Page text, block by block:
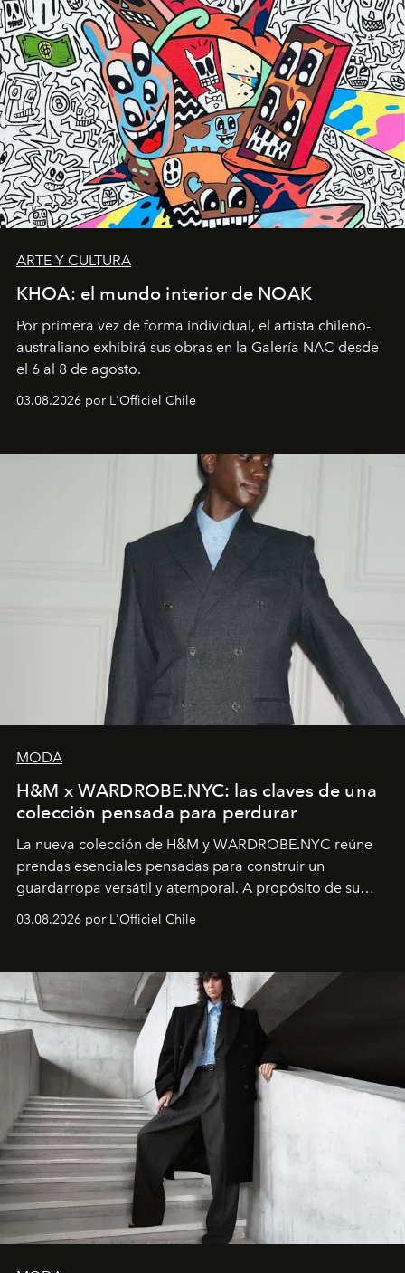
ARTE Y CULTURA
KHOA: el mundo interior de NOAK
Por primera vez de forma individual, el artista chileno-
australiano exhibirá sus obras en la Galería NAC desde
el 6 al 8 de agosto.
03.08.2026 por L'Officiel Chile
MODA
H&M x WARDROBE.NYC: las claves de una
colección pensada para perdurar
La nueva colección de H&M y WARDROBE.NYC reúne
prendas esenciales pensadas para construir un
guardarropa versátil y atemporal. A propósito de su
lanzamiento, los fundadores de la firma neoyorquina y
la asesora creativa y jefa de diseño global de la marca
y la filosofía detrás de la propuesta.
03.08.2026 por L'Officiel Chile